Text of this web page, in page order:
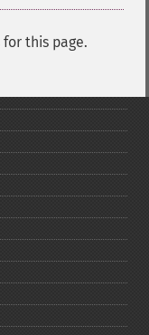
this page.